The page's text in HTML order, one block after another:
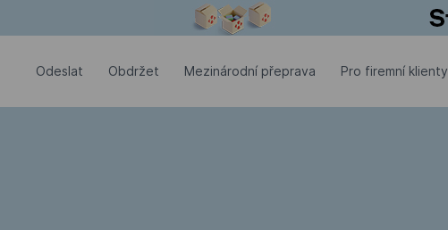
Odeslat Оbdržet Mezinárodní přeprava Pro firemní klienty